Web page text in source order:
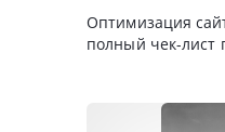
Оптимизация
полный чек-лист